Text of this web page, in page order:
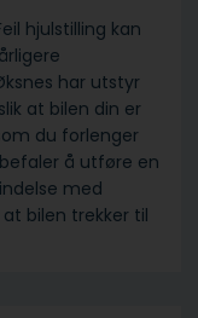
hjulstilling kan
har utstyr
at bilen din er
du forlenger
å utføre en
med
bilen trekker til